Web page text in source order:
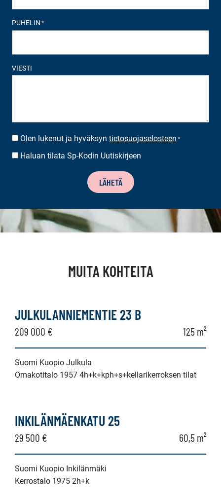
PUHELIN *
VIESTI
SUOSTUMUS*
Olen lukenut ja hyväksyn tietosuojaselosteen *
UUTISKIRJEEN
Haluan tilata Sp-Kodin Uutiskirjeen
LÄHETÄ
MUITA KOHTEITA
JULKULANNIEMENTIE 23 B
209 000 € 125 m²
Suomi Kuopio Julkula
Omakotitalo 1957 4h+k+kph+s+kellarikerroksen tilat
INKILÄNMÄENKATU 25
29 500 € 60,5 m²
Suomi Kuopio Inkilänmäki
Kerrostalo 1975 2h+k